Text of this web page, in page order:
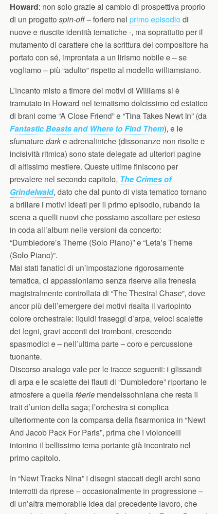
Howard: non solo grazie al cambio di prospettiva proprio
di un progetto spin-off– foriero nel primo episodiodi
nuove e riuscite identità tematiche -, ma soprattutto per il
mutamento di carattere che la scrittura del compositore ha
portato con sé, improntata a un lirismo nobile e – se
vogliamo – più “adulto” rispetto al modello williamsiano.
L’incanto misto a timore dei motivi di Williams si è
tramutato in Howard nel tematismo dolcissimo ed estatico
di brani come “A Close Friend” e “Tina Takes Newt In” (da
Fantastic Beasts and Where to Find Them), e le
sfumaturedarke adrenaliniche (dissonanze non risolte e
incisività ritmica) sono state delegate ad ulteriori pagine
di altissimo mestiere. Queste ultime finiscono per
prevalere nel secondo capitolo, The Crimes of
Grindelwald, dato che dal punto di vista tematico tornano
a brillare i motivi ideati per il primo episodio, rubando la
scena a quelli nuovi che possiamo ascoltare per esteso
in coda all’album nelle versioni da concerto:
“Dumbledore’s Theme (Solo Piano)” e “Leta’s Theme
(Solo Piano)”.
Mai stati fanatici di un’impostazione rigorosamente
tematica, ci appassioniamo senza riserve alla frenesia
magistralmente controllata di “The Thestral Chase”, dove
ancor più dell’emergere dei motivi risalta il variopinto
colore orchestrale: liquidi fraseggi d’arpa, veloci scalette
dei legni, gravi accenti dei tromboni, crescendo
spasmodici e – nell’ultima parte – coro e percussione
tuonante.
Discorso analogo vale per le tracce seguenti: i glissandi
di arpa e le scalette dei flauti di “Dumbledore” riportano le
atmosfere a quellaféerie mendelssohniana che resta il
trait d’union della saga; l’orchestra si complica
ulteriormente con la comparsa della fisarmonica in “Newt
And Jacob Pack For Paris”, prima che i violoncelli
intonino il bellissimo tema portante già incontrato nel
primo capitolo.
In “Newt Tracks Nina” i disegni staccati degli archi sono
interrotti da riprese – occasionalmente in progressione –
di un’altra memorabile idea dal precedente lavoro, che